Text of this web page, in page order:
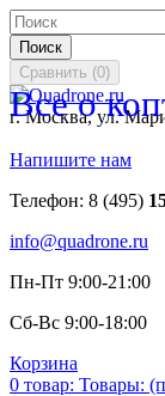
Поиск
Сравнить (0)
Все о
г. Москва, ул.
Напишите нам
Телефон: 8 (495)
info@quadrone.ru
Пн-Пт 9:00-21:00
Сб-Вс 9:00-18:00
Корзина
0 товар: Товары: